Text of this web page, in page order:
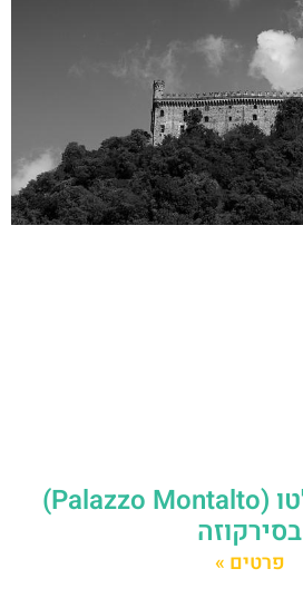
ארמון מונטאלטו (Palazzo Montalto)
בסירקוזה
פרטים »